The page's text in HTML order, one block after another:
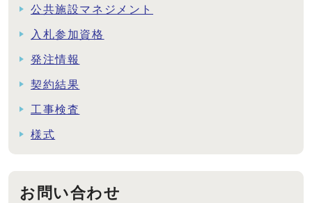
公共施設マネジメント
入札参加資格
発注情報
契約結果
工事検査
様式
お問い合わせ